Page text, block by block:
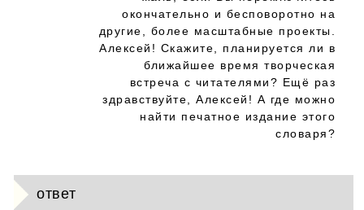
окончательно и бесповоротно на
другие, более масштабные проекты.
Алексей! Скажите, планируется ли в
ближайшее время творческая
встреча с читателями? Ещё раз
здравствуйте, Алексей! А где можно
найти печатное издание этого
словаря?
ответ